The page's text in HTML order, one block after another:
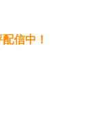
信中！